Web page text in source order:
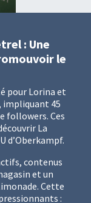
: Une
le
pour Lorina et
impliquant 45
followers. Ces
La
d’Oberkampf.
contenus
et un
Cette
: